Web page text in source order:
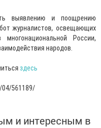
выявлению и поощрению
журналистов, освещающих
России,
народов.
здесь
04/561189/
и интересным в